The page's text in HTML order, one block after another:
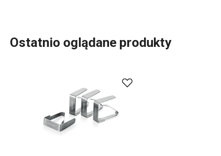
podstawowe, praktyczneakcesoria kuchenne
Produkujemy je z materiałów wysokiej jakości, a
jednocześnie są przystępne cenowo. W linii PRESTO
znajdzieszskrobaki ,otwieracze
inne wyposażenie kuchni. Akcesoria kuchenne PRESTO
Ostatnio oglądane produkty